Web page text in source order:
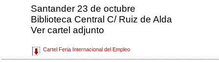
Santander 23 de octubre
Biblioteca Central C/ Ruiz de Alda
Ver cartel adjunto
Cartel Feria Internacional del Empleo